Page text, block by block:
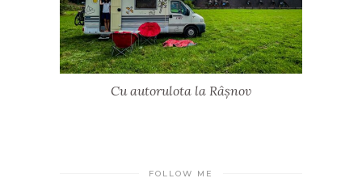
Cu autorulota la Râșnov
FOLLOW ME